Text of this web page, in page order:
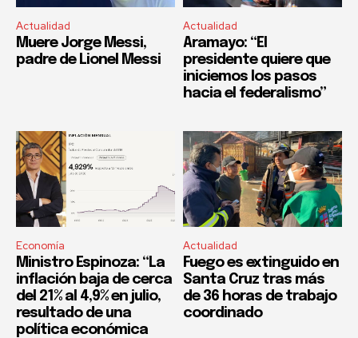
Actualidad
Muere Jorge Messi,
padre de Lionel Messi
Actualidad
Aramayo: “El
presidente quiere que
iniciemos los pasos
hacia el federalismo”
Economía
Ministro Espinoza: “La
inflación baja de cerca
del 21% al 4,9% en julio,
resultado de una
política económica
Actualidad
Fuego es extinguido en
Santa Cruz tras más
de 36 horas de trabajo
coordinado